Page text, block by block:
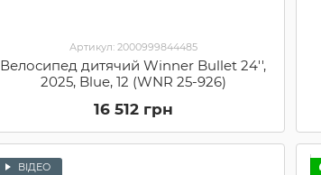
Артикул: 2000999844485
Велосипед дитячий Winner Bullet 24'',
2025, Blue, 12 (WNR 25-926)
16 512 грн
ВІДЕО